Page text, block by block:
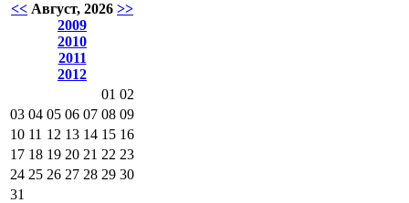
<< Август, 2026 >>
2009
2010
2011
2012
01 02
03 04 05 06 07 08 09
10 11 12 13 14 15 16
17 18 19 20 21 22 23
24 25 26 27 28 29 30
31